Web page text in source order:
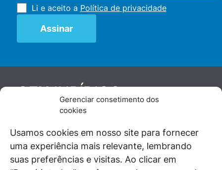
Gerenciar consetimento dos
cookies
Usamos cookies em nosso site para fornecer
uma experiência mais relevante, lembrando
suas preferências e visitas. Ao clicar em
Li e aceito a Política de privacidade
GENJURÍDICO
De maneira independente, os autores e
juristas e doutrinadores nacionais, se posicionam
diante de questões relevantes do cotidiano e
universo jurídico.